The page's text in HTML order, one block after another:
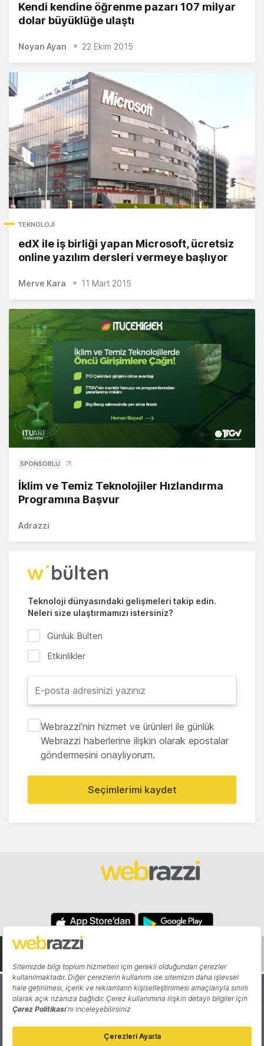
Kendi kendine öğrenme pazarı 107 milyar
dolar büyüklüğe ulaştı
Noyan Ayan 22 Ekim 2015
TEKNOLOJI
edX ile iş birliği yapan Microsoft, ücretsiz
online yazılım dersleri vermeye başlıyor
Merve Kara 11 Mart 2015
SPONSORLU
İklim ve Temiz Teknolojiler Hızlandırma
Programına Başvur
Adrazzi
Teknoloji dünyasındaki gelişmeleri takip edin.
Neleri size ulaştırmamızı istersiniz?
Günlük Bülten
Etkinlikler
Webrazzi'nin hizmet ve ürünleri ile günlük
Webrazzi haberlerine ilişkin olarak epostalar
göndermesini onaylıyorum.
Seçimlerimi kaydet
Hakkında Yazarlar
Katkıda Bulun Reklam